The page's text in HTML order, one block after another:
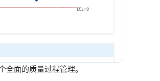
面的质量过程管理。